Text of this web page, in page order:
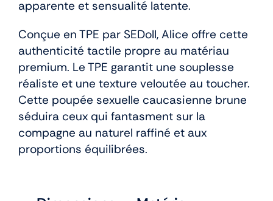
apparente et sensualité latente.
Conçue en TPE par SEDoll, Alice offre cette
authenticité tactile propre au matériau
premium. Le TPE garantit une souplesse
réaliste et une texture veloutée au toucher.
Cette poupée sexuelle caucasienne brune
séduira ceux qui fantasment sur la
compagne au naturel raffiné et aux
proportions équilibrées.